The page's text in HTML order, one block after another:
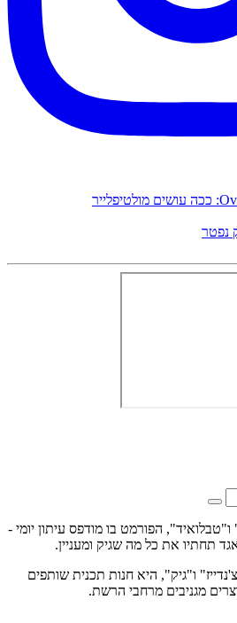
נפטר
ו"טבלואיד", הפורמט בו מודפס עיתון יומי -
תחתיו את כל מה שגיק ומעניין.
ו"גיק", היא חנות תכנית שותפים